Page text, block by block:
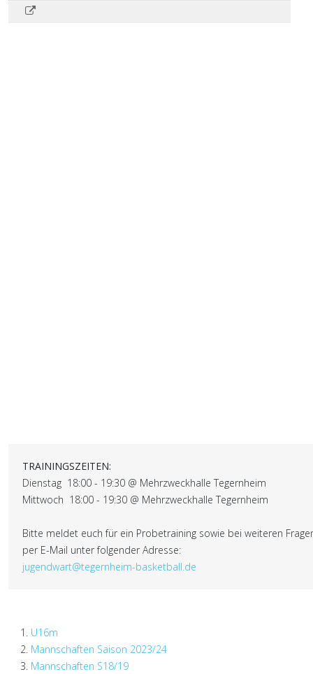
TRAININGSZEITEN:
Dienstag 18:00 - 19:30 @ Mehrzweckhalle Tegernheim
Mittwoch 18:00 - 19:30 @ Mehrzweckhalle Tegernheim
Bitte meldet euch für ein Probetraining sowie bei weiteren
per E-Mail unter folgender Adresse:
jugendwart@tegernheim-basketball.de
U16m
Mannschaften Saison 2023/24
Mannschaften S18/19